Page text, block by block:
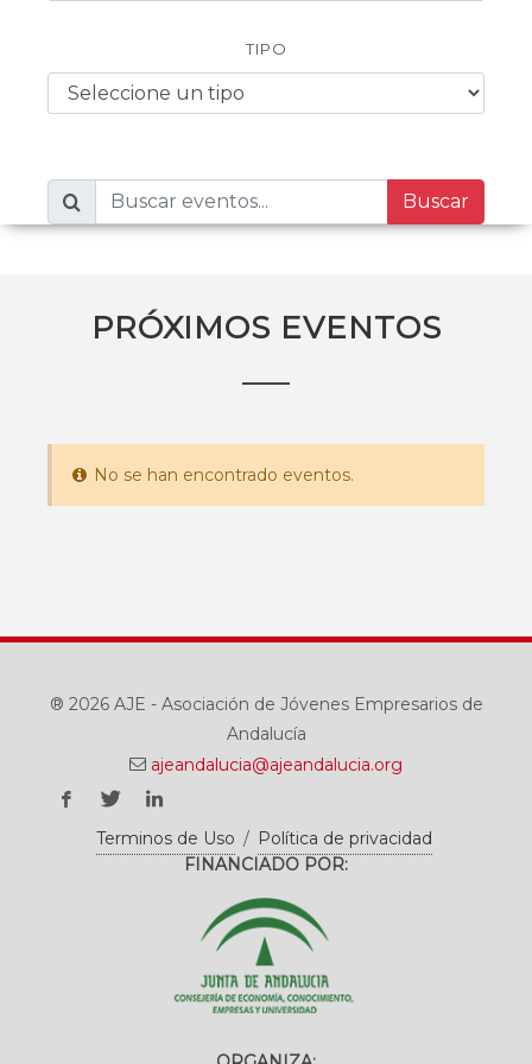
TIPO
Buscar
PRÓXIMOS EVENTOS
No se han encontrado eventos.
® 2026 AJE - Asociación de Jóvenes Empresarios de
Andalucía
ajeandalucia@ajeandalucia.org
Terminos de Uso / Política de privacidad
FINANCIADO POR: